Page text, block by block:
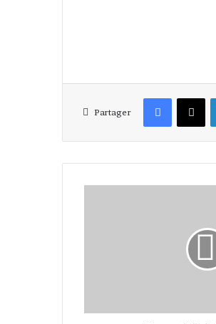
Partager
Facebook X
c